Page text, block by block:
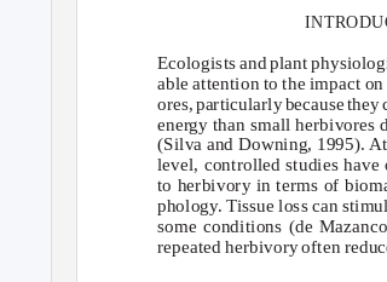
Ecologists and plant
able attention to the impact
ores, particularly because
energy than small herbivores
(Silva and Downing, 1995).
level, controlled studies have
to herbivory in terms of
phology. Tissue loss can
some conditions (de
repeated herbivory often